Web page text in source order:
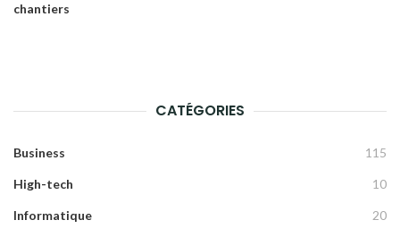
chantiers
CATÉGORIES
Business 115
High-tech 10
Informatique 20